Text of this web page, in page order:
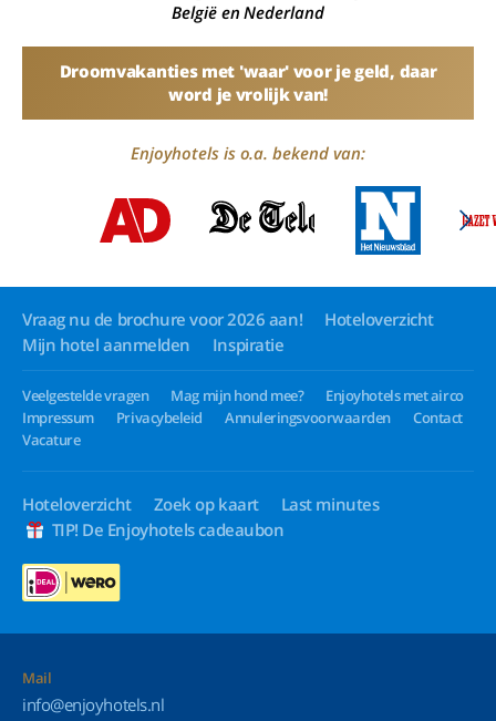
België en Nederland
Droomvakanties met 'waar' voor je geld, daar
word je vrolijk van!
Enjoyhotels is o.a. bekend van:
Vraag nu de brochure voor 2026 aan!
Hoteloverzicht
Mijn hotel aanmelden
Inspiratie
Veelgestelde vragen Mag mijn hond mee?
Enjoyhotels met airco
Impressum
Privacybeleid Annuleringsvoorwaarden
Contact
Vacature
Hoteloverzicht Zoek op kaart
Last minutes
TIP! De Enjoyhotels cadeaubon
Mail
info@enjoyhotels.nl